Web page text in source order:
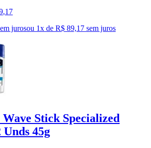
,17
jurosou 1x de R$ 89,17 sem juros
Stick Specialized
45g